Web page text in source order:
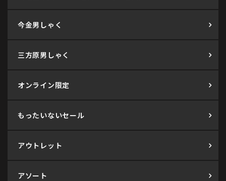
今金男しゃく
三方原男しゃく
オンライン限定
もったいないセール
アウトレット
アソート